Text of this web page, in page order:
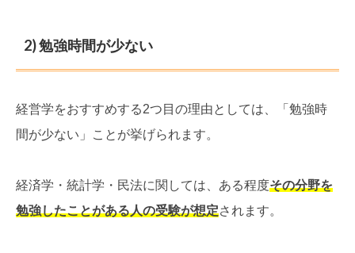
2) 勉強時間が少ない
経営学をおすすめする2つ目の理由としては、「勉強時
間が少ない」ことが挙げられます。
経済学・統計学・民法に関しては、ある程度その分野を
勉強したことがある人の受験が想定されます。